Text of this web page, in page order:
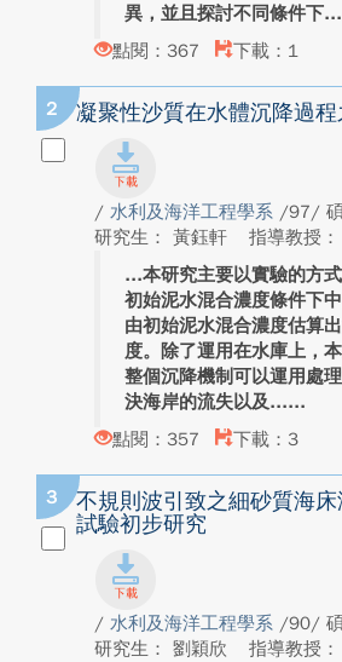
異，並且探討不同條件下...
點閱：367
下載：1
2 凝聚性沙質在水體沉降過程
/ 水利及海洋工程學系 /97/
研究生： 黃鈺軒
指導教授：
本研究主要以實驗的方
初始泥水混合濃度條件下中
由初始泥水混合濃度估算
度。除了運用在水庫上，
整個沉降機制可以運用處
決海岸的流失以及...
點閱：357
下載：3
3
不規則波引致之細砂質海
試驗初步研究
/ 水利及海洋工程學系 /90/
研究生： 劉穎欣
指導教授：